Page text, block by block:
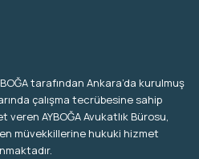
tarafından Ankara’da kurulmuş
çalışma tecrübesine sahip
AYBOĞA Avukatlık Bürosu,
müvekkillerine hukuki hizmet